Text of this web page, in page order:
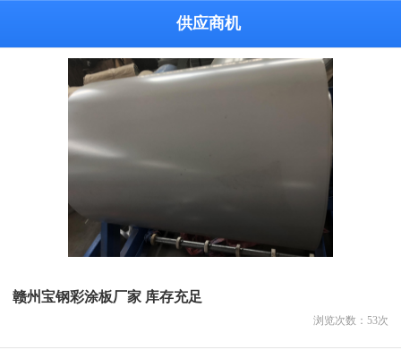
供应商机
赣州宝钢彩涂板厂家 库存充足
浏览次数： 53次